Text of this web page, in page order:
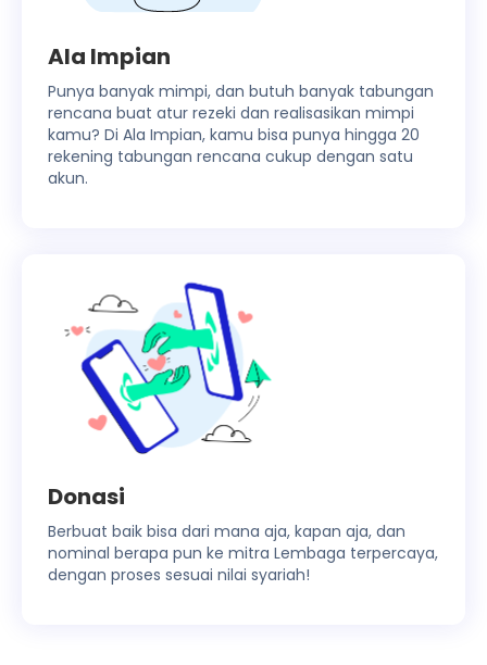
Ala Impian
Punya banyak mimpi, dan butuh banyak tabungan
rencana buat atur rezeki dan realisasikan mimpi
kamu? Di Ala Impian, kamu bisa punya hingga 20
rekening tabungan rencana cukup dengan satu
akun.
Donasi
Berbuat baik bisa dari mana aja, kapan aja, dan
nominal berapa pun ke mitra Lembaga terpercaya,
dengan proses sesuai nilai syariah!